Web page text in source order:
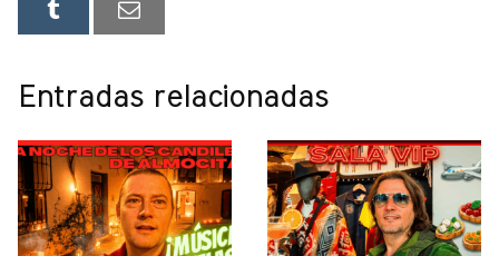
Entradas relacionadas